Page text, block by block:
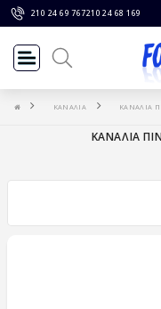
210 24 69 767210 24 68 169
ΚΑΝΑΛΙΑ ΚΑΝΑΛΙΑ
ΚΑΝΑΛΙΑ